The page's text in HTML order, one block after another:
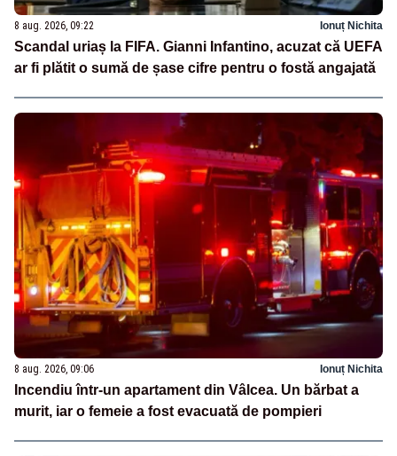
8 aug. 2026, 09:22 Ionuț Nichita
Scandal uriaș la FIFA. Gianni Infantino, acuzat că UEFA
ar fi plătit o sumă de șase cifre pentru o fostă angajată
8 aug. 2026, 09:06 Ionuț Nichita
Incendiu într-un apartament din Vâlcea. Un bărbat a
murit, iar o femeie a fost evacuată de pompieri